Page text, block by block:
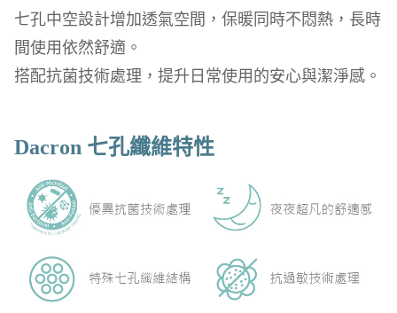
七孔中空設計增加透氣空間，保暖同時不悶熱，長時
間使用依然舒適。
搭配抗菌技術處理，提升日常使用的安心與潔淨感。
Dacron 七孔纖維特性